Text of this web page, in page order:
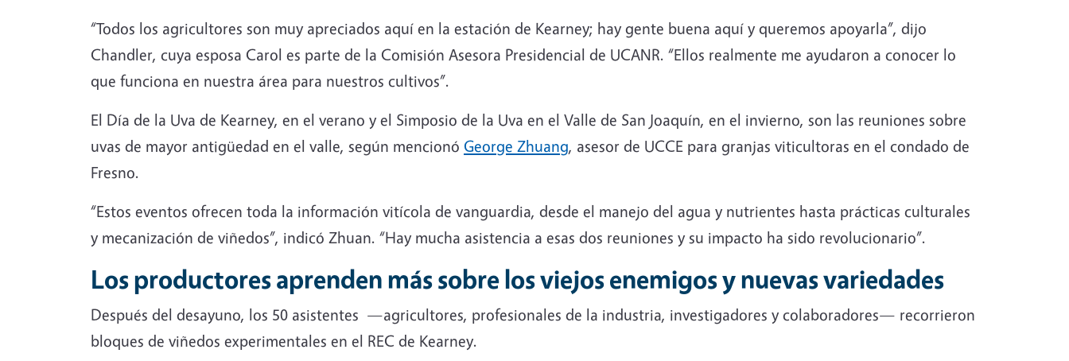
“Todos los agricultores son muy apreciados aquí en la estación de Kearney; hay gente buena aquí y queremos apoyarla”, dijo
Chandler, cuya esposa Carol es parte de la Comisión Asesora Presidencial de UCANR. “Ellos realmente me ayudaron a conocer lo
que funciona en nuestra área para nuestros cultivos”.
El Día de la Uva de Kearney, en el verano y el Simposio de la Uva en el Valle de San Joaquín, en el invierno, son las reuniones sobre
uvas de mayor antigüedad en el valle, según mencionó George Zhuang, asesor de UCCE para granjas viticultoras en el condado de
Fresno.
“Estos eventos ofrecen toda la información vitícola de vanguardia, desde el manejo del agua y nutrientes hasta prácticas culturales
y mecanización de viñedos”, indicó Zhuan. “Hay mucha asistencia a esas dos reuniones y su impacto ha sido revolucionario”.
Los productores aprenden más sobre los viejos enemigos y nuevas variedades
Después del desayuno, los 50 asistentes —agricultores, profesionales de la industria, investigadores y colaboradores— recorrieron
bloques de viñedos experimentales en el REC de Kearney.